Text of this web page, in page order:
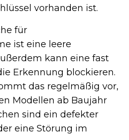
vorhanden ist.
für
ist eine leere
kann eine fast
Erkennung blockieren.
das regelmäßig vor,
Modellen ab Baujahr
sind ein defekter
eine Störung im